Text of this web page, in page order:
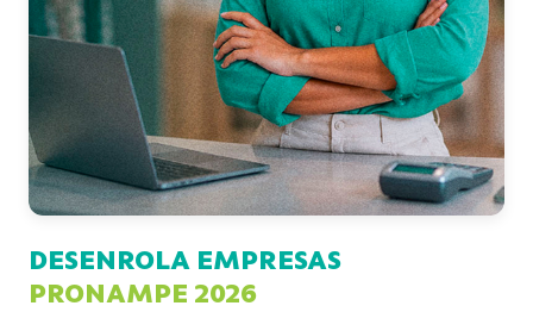
DESENROLA EMPRESAS
PRONAMPE 2026